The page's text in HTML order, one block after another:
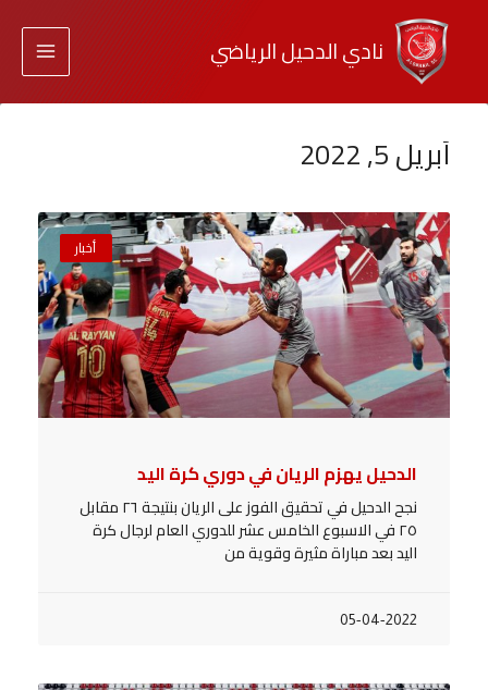
نادي الدحيل الرياضي
أبريل 5, 2022
أخبار
الدحيل يهزم الريان في دوري كرة اليد
نجح الدحيل في تحقيق الفوز على الريان بنتيجة ٢٦ مقابل
٢٥ في الاسبوع الخامس عشر للدوري العام لرجال كرة
اليد بعد مباراة مثيرة وقوية من
05-04-2022